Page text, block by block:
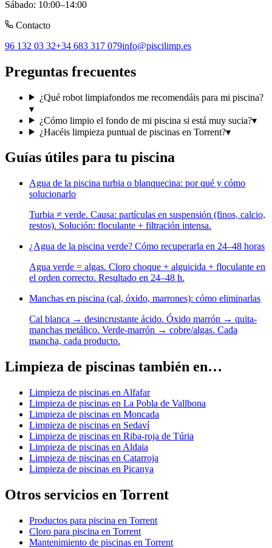
Sábado: 10:00–14:00
Contacto
96 132 03 32+34 683 317 079info@piscilimp.es
Preguntas frecuentes
¿Qué robot limpiafondos me recomendáis para mi piscina?
▾
¿Cómo limpio el fondo de mi piscina si está muy sucia?▾
¿Hacéis limpieza puntual de piscinas en Torrent?▾
Guías útiles para tu piscina
Agua de la piscina turbia o blanquecina: por qué y cómo
solucionarlo
Turbia ≠ verde. Causa: partículas en suspensión (finos, calcio,
restos). Solución: floculante + filtración intensa.
¿Agua de la piscina verde? Cómo recuperarla en 24–48 horas
Agua verde = algas. Cloro choque + alguicida + floculante en
el orden correcto. Resultado en 24–48 h.
Manchas en piscina (cal, óxido, marrones): cómo eliminarlas
Cal blanca → desincrustante ácido. Óxido marrón → quita-
manchas metálico. Verde-marrón → cobre/algas. Cada
mancha, cada producto.
Limpieza de piscinas también en…
Limpieza de piscinas en Alfafar
Limpieza de piscinas en La Pobla de Vallbona
Limpieza de piscinas en Moncada
Limpieza de piscinas en Sedaví
Limpieza de piscinas en Riba-roja de Túria
Limpieza de piscinas en Aldaia
Limpieza de piscinas en Catarroja
Limpieza de piscinas en Picanya
Otros servicios en Torrent
Productos para piscina en Torrent
Cloro para piscina en Torrent
Mantenimiento de piscinas en Torrent